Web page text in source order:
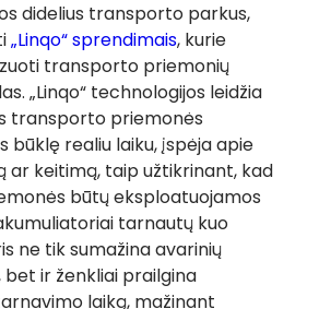
didelius transporto parkus,
„Linqo“ sprendimais, kurie
transporto priemonių
„Linqo“ technologijos leidžia
transporto priemonės
būklę realiu laiku, įspėja apie
ar keitimą, taip užtikrinant, kad
būtų eksploatuojamos
tarnautų kuo
ne tik sumažina avarinių
bet ir ženkliai prailgina
laiką, mažinant